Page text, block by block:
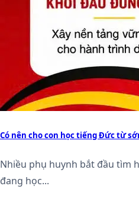
Có nên cho con học tiếng Đức từ
Nhiều phụ huynh bắt đầu tìm
đang học...